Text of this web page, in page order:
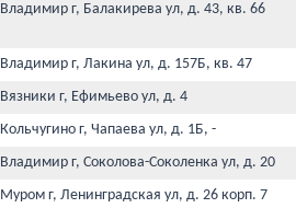
Владимир г, Балакирева ул, д. 43, кв. 66
Владимир г, Лакина ул, д. 157Б, кв. 47
Вязники г, Ефимьево ул, д. 4
Кольчугино г, Чапаева ул, д. 1Б, -
Владимир г, Соколова-Соколенка ул, д. 20
Муром г, Ленинградская ул, д. 26 корп. 7